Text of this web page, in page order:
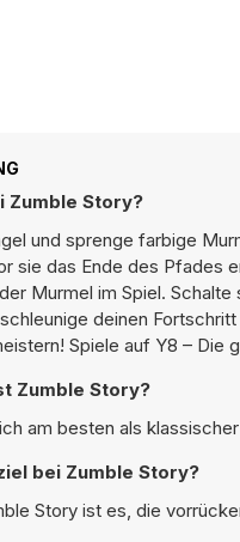
Zumble Story?
und sprenge farbige
sie das Ende des Pfades
Murmel im Spiel.
deinen
Spiele auf Y8 –
Zumble Story?
am besten als
bei Zumble Story?
Story ist es, die